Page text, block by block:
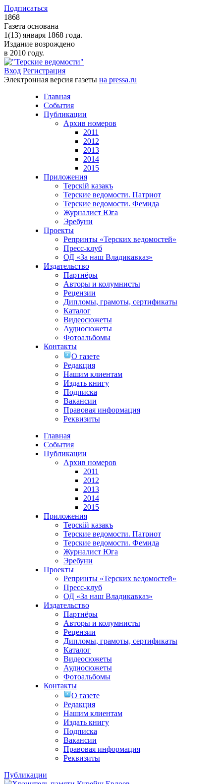
Подписаться
1868
Газета основана
1(13) января 1868 года.
Издание возрождено
в 2010 году.
Вход Регистрация
Электронная версия газеты на pressa.ru
Главная
События
Публикации
Архив номеров
2011
2012
2013
2014
2015
Приложения
Терскiй казакъ
Терские ведомости. Патриот
Терские ведомости. Фемида
Журналист Юга
Эребуни
Проекты
Репринты «Терских ведомостей»
Пресс-клуб
ОД «За наш Владикавказ»
Издательство
Партнёры
Авторы и колумнисты
Рецензии
Дипломы, грамоты, сертификаты
Каталог
Видеосюжеты
Аудиосюжеты
Фотоальбомы
Контакты
О газете
Редакция
Нашим клиентам
Издать книгу
Подписка
Вакансии
Правовая информация
Реквизиты
Главная
События
Публикации
Архив номеров
2011
2012
2013
2014
2015
Приложения
Терскiй казакъ
Терские ведомости. Патриот
Терские ведомости. Фемида
Журналист Юга
Эребуни
Проекты
Репринты «Терских ведомостей»
Пресс-клуб
ОД «За наш Владикавказ»
Издательство
Партнёры
Авторы и колумнисты
Рецензии
Дипломы, грамоты, сертификаты
Каталог
Видеосюжеты
Аудиосюжеты
Фотоальбомы
Контакты
О газете
Редакция
Нашим клиентам
Издать книгу
Подписка
Вакансии
Правовая информация
Реквизиты
Публикации